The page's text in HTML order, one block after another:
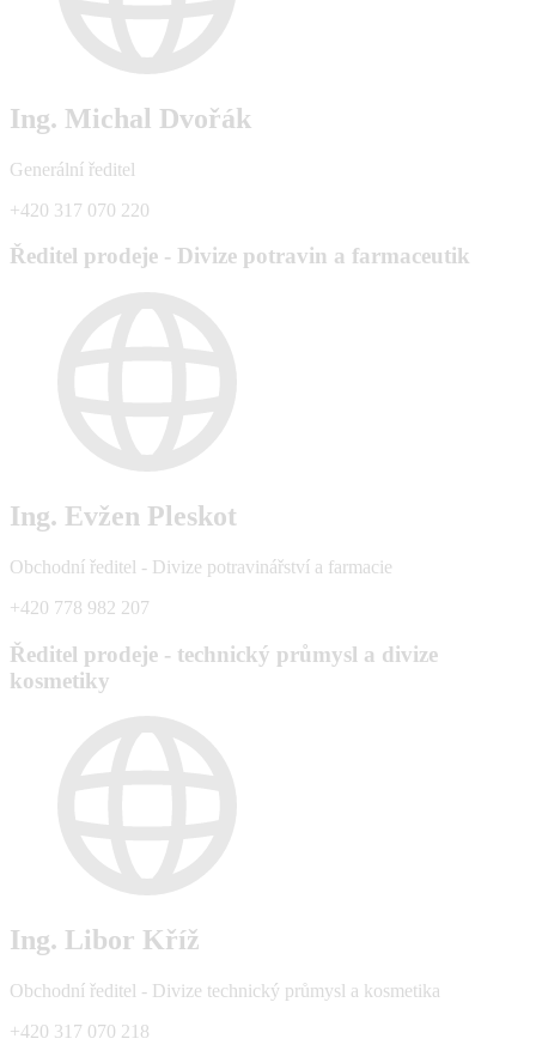
Ing. Michal Dvořák
Generální ředitel
+420 317 070 220
Ředitel prodeje - Divize potravin a farmaceutik
Ing. Evžen Pleskot
Obchodní ředitel - Divize potravinářství a farmacie
+420 778 982 207
Ředitel prodeje - technický průmysl a divize
kosmetiky
Ing. Libor Kříž
Obchodní ředitel - Divize technický průmysl a kosmetika
+420 317 070 218